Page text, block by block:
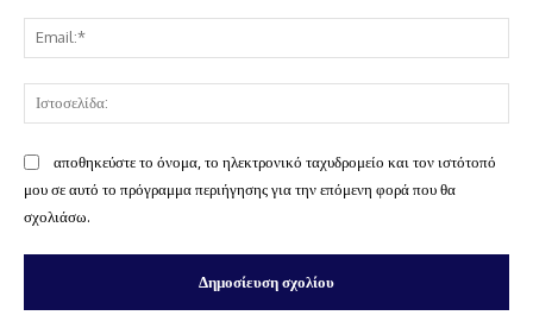
αποθηκεύστε το όνομα, το ηλεκτρονικό ταχυδρομείο και τον ιστότοπό
μου σε αυτό το πρόγραμμα περιήγησης για την επόμενη φορά που θα
σχολιάσω.